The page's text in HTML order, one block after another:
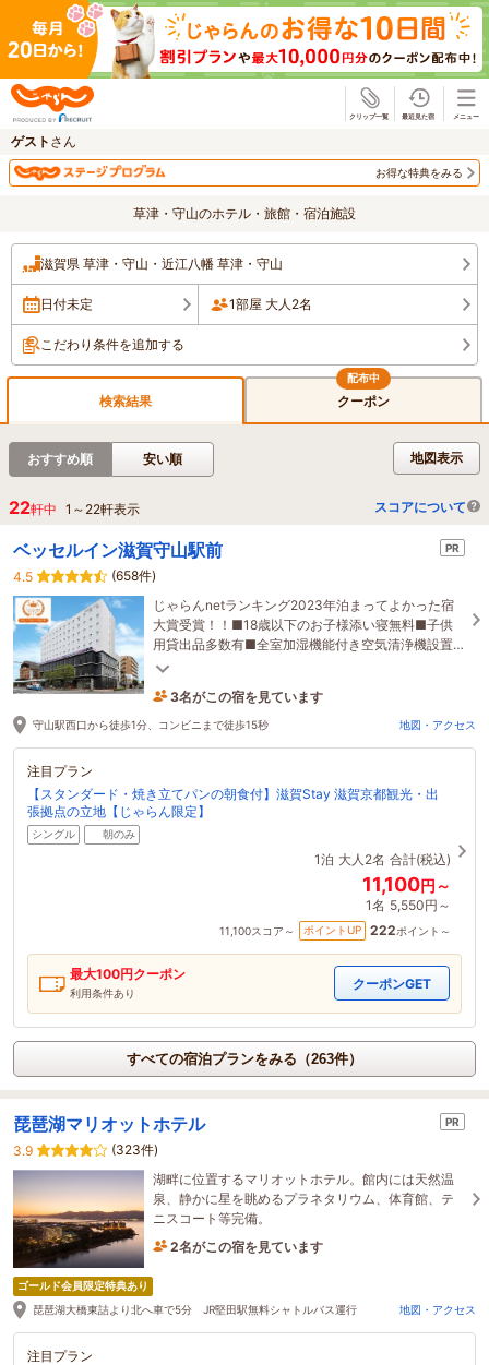
ゲスト さん
お得な特典をみる
草津・守山のホテル・旅館・宿泊施設
滋賀県 草津・守山・近江八幡 草津・守山
日付未定 1部屋 大人2名
こだわり条件を追加する
検索結果 クーポン
地図表示
おすすめ順 安い順
22軒中 1 ～ 22軒表示 スコアについて
ベッセルイン滋賀守山駅前 PR
4.5
(658件)
じゃらんnetランキング2023年泊まってよかった宿
大賞受賞！！■18歳以下のお子様添い寝無料■子供
用貸出品多数有■全室加湿機能付き空気清浄機設置■
全室でWi-Fi無料
3名がこの宿を見ています
22分前に予約されました
守山駅西口から徒歩1分、コンビニまで徒歩15秒 地図・アクセス
注目プラン
【スタンダード・焼き立てパンの朝食付】滋賀Stay 滋賀京都観光・出
張拠点の立地【じゃらん限定】
シングル 朝のみ
1泊 大人2名 合計(税込)
11,100円～
1名 5,550円～
11,100スコア～ ポイントUP 222ポイント～
最大100円クーポン
利用条件あり
クーポンGET
すべての宿泊プランをみる（263件）
琵琶湖マリオットホテル PR
3.9
(323件)
湖畔に位置するマリオットホテル。館内には天然温
泉、静かに星を眺めるプラネタリウム、体育館、テ
ニスコート等完備。
2名がこの宿を見ています
ゴールド会員限定特典あり
琵琶湖大橋東詰より北へ車で5分 JR堅田駅無料シャトルバス運行
地図・アクセス
注目プラン